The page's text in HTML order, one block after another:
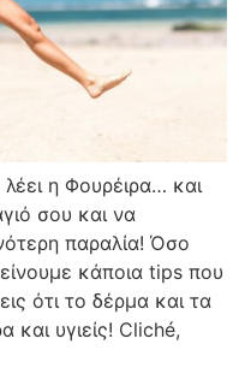
η Φουρέιρα… και
σου και να
παραλία! Όσο
κάποια tips που
ότι το δέρμα και τα
και υγιείς! Cliché,